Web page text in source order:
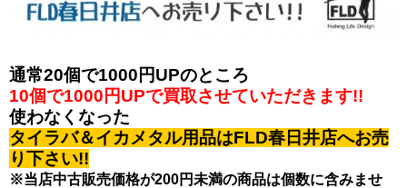
通常20個で1000円UPのところ
10個で1000円UPで買取させていただきます!!
使わなくなった
タイラバ＆イカメタル用品はFLD春日井店へお売
り下さい!!
※当店中古販売価格が200円未満の商品は個数に含みませ